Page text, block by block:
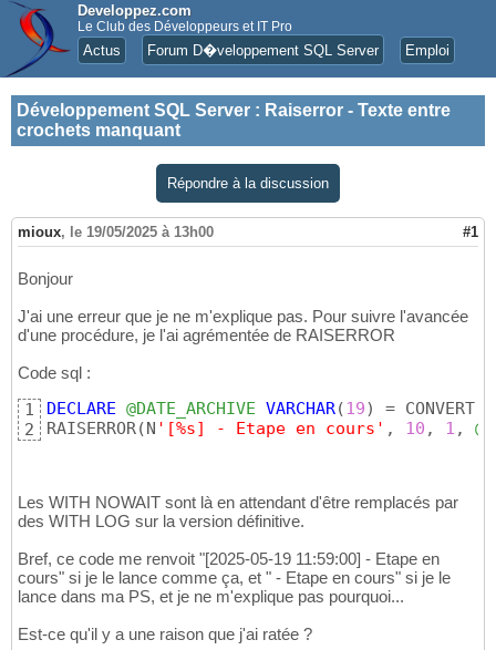
Developpez.com
Le Club des Développeurs et IT Pro
Actus Forum D�veloppement SQL Server Emploi
Développement SQL Server : Raiserror - Texte entre
crochets manquant
Répondre à la discussion
mioux, le 19/05/2025 à 13h00 #1
Bonjour
J'ai une erreur que je ne m'explique pas. Pour suivre l'avancée
d'une procédure, je l'ai agrémentée de RAISERROR
Code sql :
1
2
DECLARE @DATE_ARCHIVE VARCHAR(19) = CONVERT
RAISERROR( N '[%s] - Etape en cours' , 10 , 1 ,
Les WITH NOWAIT sont là en attendant d'être remplacés par
des WITH LOG sur la version définitive.
Bref, ce code me renvoit "[2025-05-19 11:59:00] - Etape en
cours" si je le lance comme ça, et " - Etape en cours" si je le
lance dans ma PS, et je ne m'explique pas pourquoi...
Est-ce qu'il y a une raison que j'ai ratée ?